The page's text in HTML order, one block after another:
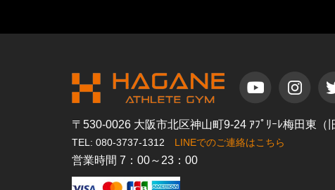
〒530-0026 大阪市北区神山町9-24 ｱﾌﾟﾘｰﾚ梅田東（
TEL: 080-3737-1312 LINEでのご連絡はこちら
営業時間 7：00～23：00